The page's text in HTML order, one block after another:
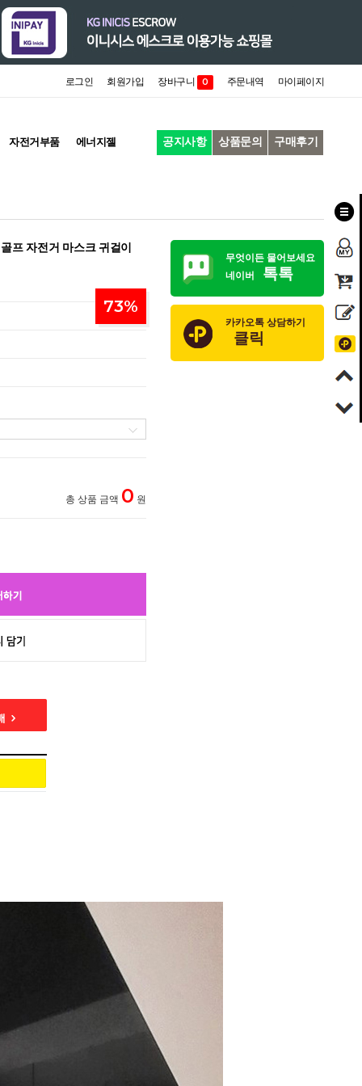
로그인 회원가입 장바구니 0 주문내역 마이페이지
자전거부품 에너지젤 공지사항 상품문의 구매후기
프 자전거 마스크 귀걸이
73%
총 상품 금액 0 원
무엇이든 물어보세요
네이버
톡톡
카카오톡 상담하기
클릭